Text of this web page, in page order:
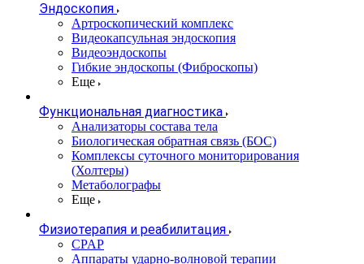
Эндоскопия
Артроскопический комплекс
Видеокапсульная эндоскопия
Видеоэндоскопы
Гибкие эндоскопы (Фиброcкопы)
Еще
Функциональная диагностика
Анализаторы состава тела
Биологическая обратная связь (БОС)
Комплексы суточного мониторирования
(Холтеры)
Метаболографы
Еще
Физиотерапия и реабилитация
CPAP
Аппараты ударно-волновой терапии